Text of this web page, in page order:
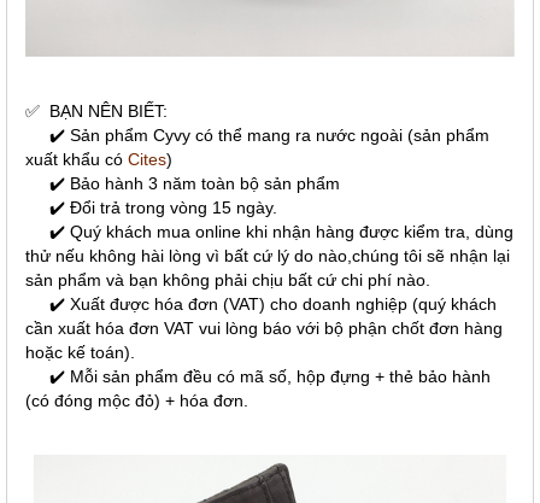
✅ BẠN NÊN BIẾT:
✔️ Sản phẩm Cyvy có thể mang ra nước ngoài (sản phẩm
xuất khẩu có Cites)
✔️ Bảo hành 3 năm toàn bộ sản phẩm
✔️ Đổi trả trong vòng 15 ngày.
✔️ Quý khách mua online khi nhận hàng được kiểm tra, dùng
thử nếu không hài lòng vì bất cứ lý do nào,chúng tôi sẽ nhận lại
sản phẩm và bạn không phải chịu bất cứ chi phí nào.
✔️ Xuất được hóa đơn (VAT) cho doanh nghiệp (quý khách
cần xuất hóa đơn VAT vui lòng báo với bộ phận chốt đơn hàng
hoặc kế toán).
✔️ Mỗi sản phẩm đều có mã số, hộp đựng + thẻ bảo hành
(có đóng mộc đỏ) + hóa đơn.